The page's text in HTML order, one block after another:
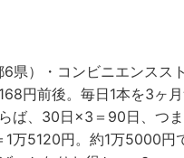
6県）・コンビニエンスス
円前後。毎日1本を3ヶ
ば、30日×3＝90日、つ
万5120円。約1万5000円